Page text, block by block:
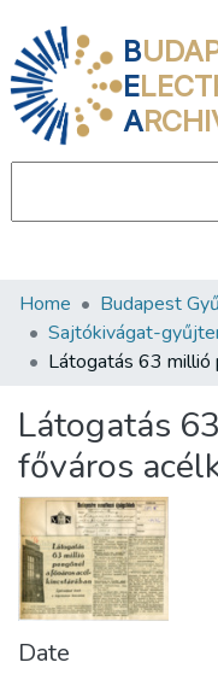
B
E
A
Communities &
All of DSpace
About us
Home Budapest
Sajtókivágat-
Látogatás
főváros
Date